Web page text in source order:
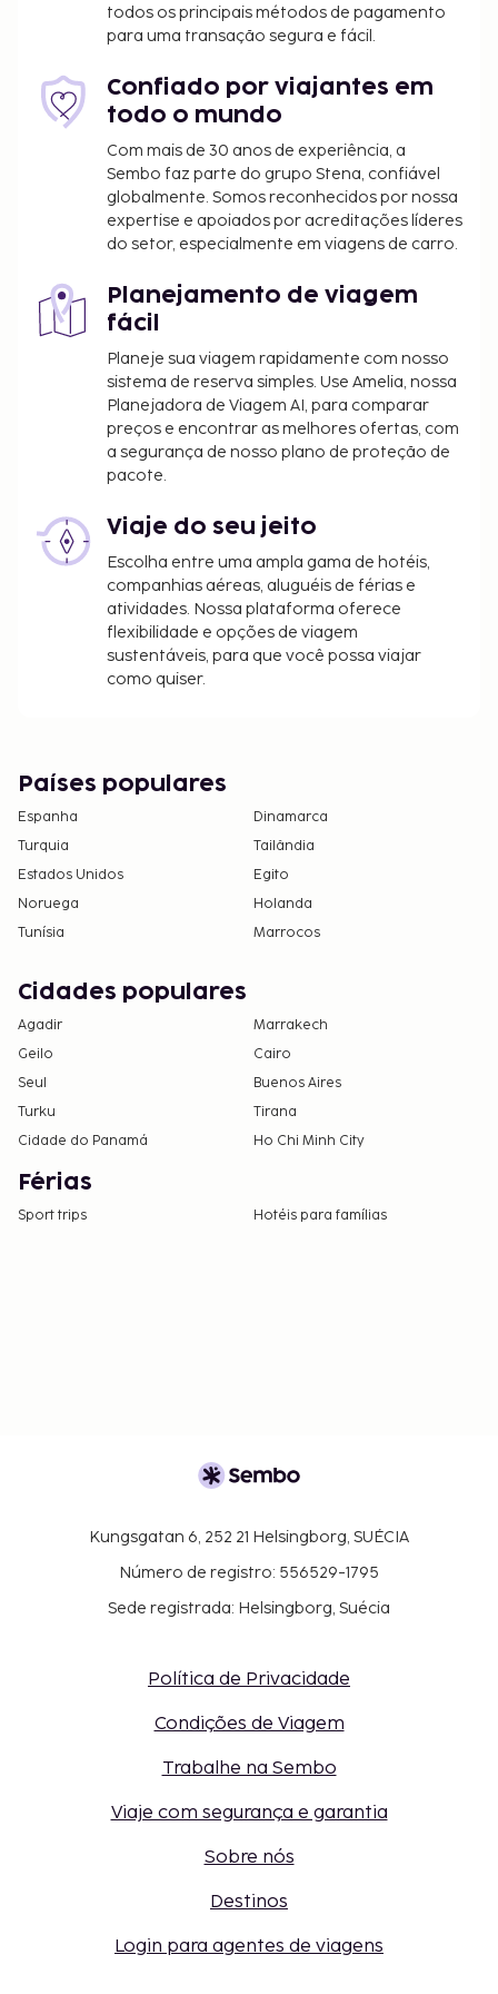
comodidades adicionais disponíveis neste hotel. Se
quiser ir até à praia num instante, apanhe a boleia
do autocarro grátis ao seu dispor. Para recarregar
baterias, dirija-se ao restaurante dNi Marin Hotel.
Aproveite ainda para conviver na receção grátis,
organizada diariamente. Peça o seu cocktail
favorito no bar/lounge. Comece as suas manhãs da
melhor forma com um pequeno-almoço
continental grátis, servido diariamente entre as 8:00
Não são permitidos animais de estimação
neste alojamento, incluindo animais de
todos os principais métodos de pagamento
para uma transação segura e fácil.
Confiado por viajantes em
todo o mundo
Com mais de 30 anos de experiência, a
Sembo faz parte do grupo Stena, confiável
globalmente. Somos reconhecidos por nossa
expertise e apoiados por acreditações líderes
do setor, especialmente em viagens de carro.
Planejamento de viagem
fácil
Planeje sua viagem rapidamente com nosso
sistema de reserva simples. Use Amelia, nossa
Planejadora de Viagem AI, para comparar
preços e encontrar as melhores ofertas, com
a segurança de nosso plano de proteção de
pacote.
Viaje do seu jeito
Escolha entre uma ampla gama de hotéis,
companhias aéreas, aluguéis de férias e
atividades. Nossa plataforma oferece
flexibilidade e opções de viagem
sustentáveis, para que você possa viajar
como quiser.
Países populares
Espanha
Dinamarca
Turquia
Tailândia
Estados Unidos
Egito
Noruega
Holanda
Tunísia
Marrocos
Cidades populares
Agadir
Marrakech
Geilo
Cairo
Seul
Buenos Aires
Turku
Tirana
Cidade do Panamá
Ho Chi Minh City
Férias
Sport trips Hotéis para famílias
Kungsgatan 6, 252 21 Helsingborg, SUÉCIA
Número de registro: 556529-1795
Sede registrada: Helsingborg, Suécia
Política de Privacidade
Condições de Viagem
Trabalhe na Sembo
Viaje com segurança e garantia
Sobre nós
Destinos
Login para agentes de viagens